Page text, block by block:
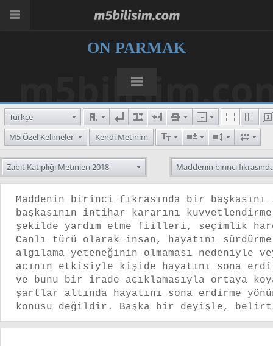
ON PARMAK
Türkçe
M5 Özel Kelimeler
Kendi Metinim
Zabıt Katipliği Metinleri 2018 Maddenin birinci